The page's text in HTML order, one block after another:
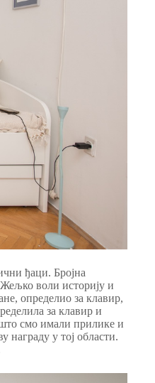
ђаци. Бројна
воли историју и
определио за клавир,
за клавир и
смо имали прилике и
у тој области.